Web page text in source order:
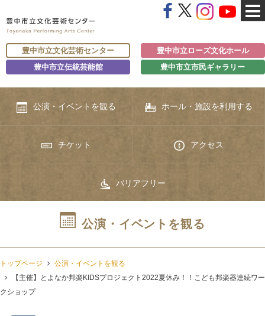
豊中市立文化芸術センター
豊中市立ローズ文化ホール
豊中市立伝統芸能館
豊中市立市民ギャラリー
公演・イベントを観る ホール・施設を利用する
チケット アクセス
バリアフリー
公演・イベントを観る
トップページ
公演・イベントを観る
【主催】とよなか邦楽KIDSプロジェクト2022夏休み！！こども邦楽器連続ワー
クショップ